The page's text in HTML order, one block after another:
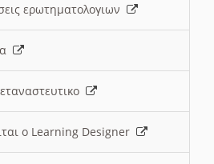
ερωτηματολογιων
ο Learning Designer